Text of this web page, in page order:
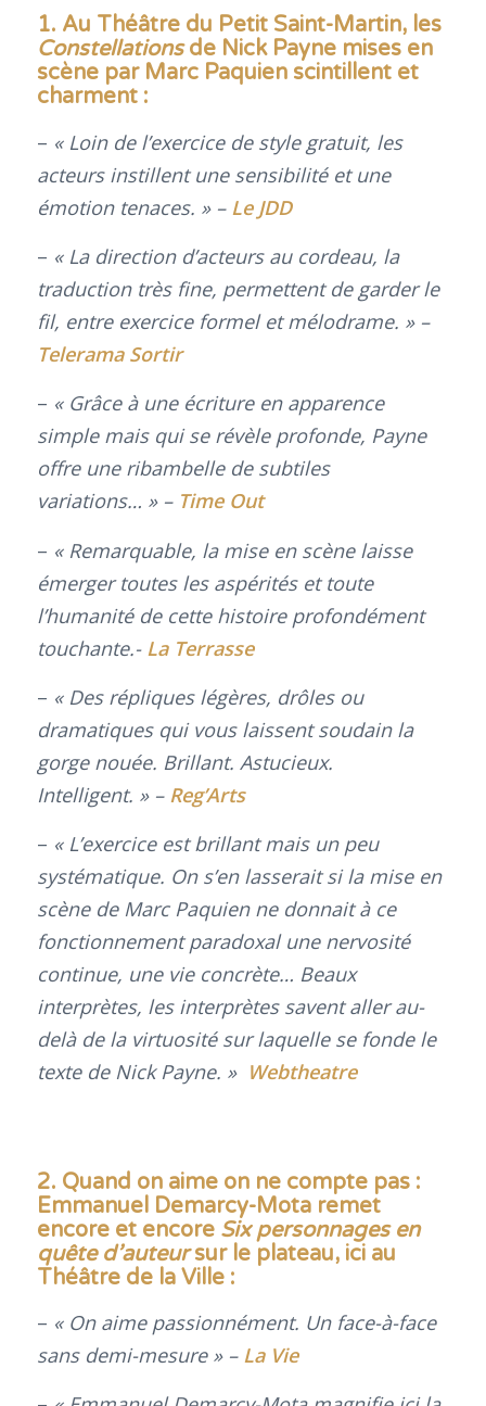
1. Au Théâtre du Petit Saint-Martin, les
Constellationsde Nick Payne mises en
scène par Marc Paquien scintillent et
charment :
– « Loin de l’exercice de style gratuit, les
acteurs instillent une sensibilité et une
émotion tenaces. » – Le JDD
– « La direction d’acteurs au cordeau, la
traduction très fine, permettent de garder le
fil, entre exercice formel et mélodrame. » –
Telerama Sortir
– « Grâce à une écriture en apparence
simple mais qui se révèle profonde, Payne
offre une ribambelle de subtiles
variations… » – Time Out
– « Remarquable, la mise en scène laisse
émerger toutes les aspérités et toute
l’humanité de cette histoire profondément
touchante.- La Terrasse
– « Des répliques légères, drôles ou
dramatiques qui vous laissent soudain la
gorge nouée. Brillant. Astucieux.
Intelligent. » – Reg’Arts
– « L’exercice est brillant mais un peu
systématique. On s’en lasserait si la mise en
scène de Marc Paquien ne donnait à ce
fonctionnement paradoxal une nervosité
continue, une vie concrète… Beaux
interprètes, les interprètes savent aller au-
delà de la virtuosité sur laquelle se fonde le
texte de Nick Payne. » Webtheatre
2. Quand on aime on ne compte pas :
Emmanuel Demarcy-Mota remet
encore et encore Six personnages en
quête d’auteursur le plateau, ici au
Théâtre de la Ville :
– « On aime passionnément. Un face-à-face
sans demi-mesure » – La Vie